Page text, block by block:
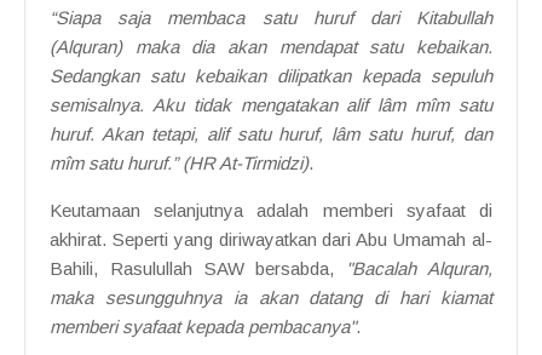
“Siapa saja membaca satu huruf dari Kitabullah
(Alquran) maka dia akan mendapat satu kebaikan.
Sedangkan satu kebaikan dilipatkan kepada sepuluh
semisalnya. Aku tidak mengatakan alif lâm mîm satu
huruf. Akan tetapi, alif satu huruf, lâm satu huruf, dan
mîm satu huruf.” (HR At-Tirmidzi).
Keutamaan selanjutnya adalah memberi syafaat di
akhirat. Seperti yang diriwayatkan dari Abu Umamah al-
Bahili, Rasulullah SAW bersabda,
"Bacalah Alquran,
maka sesungguhnya ia akan datang di hari kiamat
memberi syafaat kepada pembacanya".